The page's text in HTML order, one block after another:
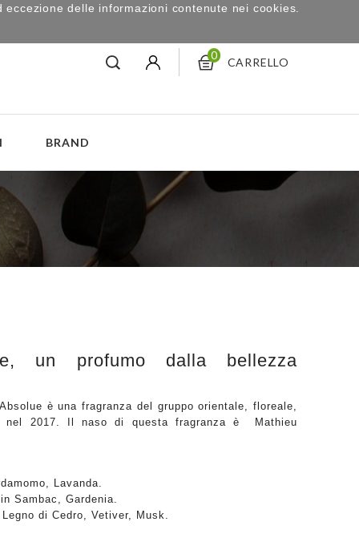
CARRELLO
0
BRAND
un profumo dalla bellezza
è una fragranza del gruppo orientale, floreale,
nel 2017. Il naso di questa fragranza è Mathieu
Lavanda.
Sambac, Gardenia.
Legno di Cedro, Vetiver, Musk.
delle informazioni contenute nei cookies.